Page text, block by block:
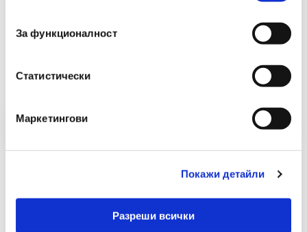
За функционалност
Статистически
Маркетингови
Покажи детайли
Разреши всички